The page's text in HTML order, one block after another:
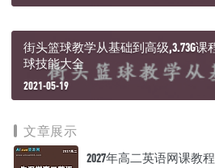
街头篮球教学从基础到高级,3.73G
球技能大全
2021-05-19
文章展示
2027年高二英语网课教